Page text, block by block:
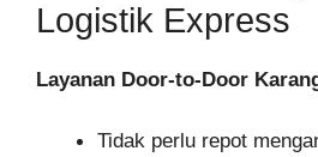
Logistik Express
Layanan Door-to-Door
Tidak perlu repot